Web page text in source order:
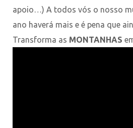
apoio…) A todos vós o nosso
ano haverá mais e é pena que
Transforma as MONTANHAS